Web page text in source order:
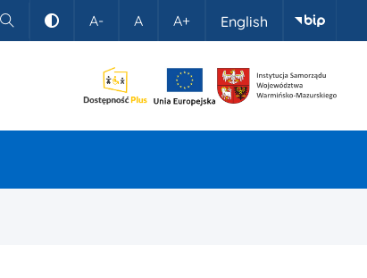
Szukaj Kontrast
A- A A+ English